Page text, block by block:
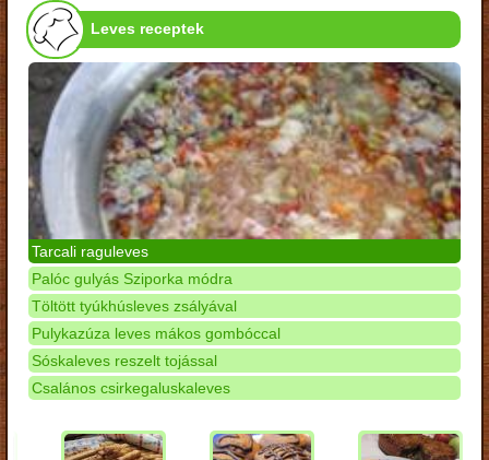
Leves receptek
Tarcali raguleves
Palóc gulyás Sziporka módra
Töltött tyúkhúsleves zsályával
Pulykazúza leves mákos gombóccal
Sóskaleves reszelt tojással
Csalános csirkegaluskaleves